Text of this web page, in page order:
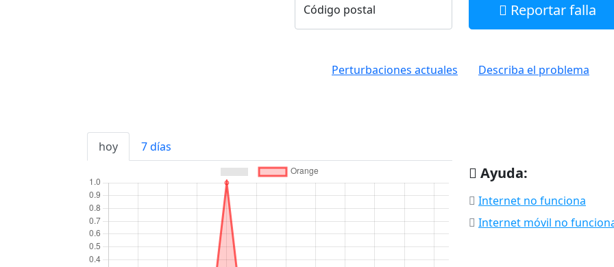
Código postal Reportar falla
Perturbaciones actuales Describa el problema
hoy 7 días
Ayuda:
Internet no funciona
Internet móvil no